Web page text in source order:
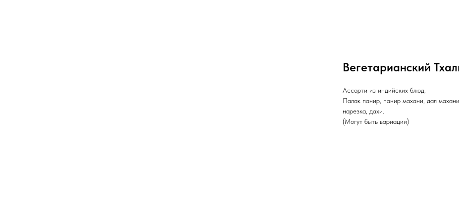
Вегетарианский
Ассорти из индийских блюд.
Палак панир, панир махани, дал
нарезка, дахи.
(Могут быть вариации)